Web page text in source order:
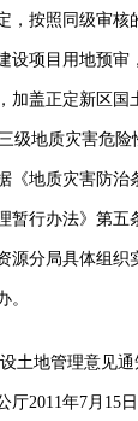
，按照同级审核
设项目用地预审
加盖正定新区国
级地质灾害危险
《地质灾害防治
暂行办法》第五
源分局具体组织
。
土地管理意见通
厅2011年7月15